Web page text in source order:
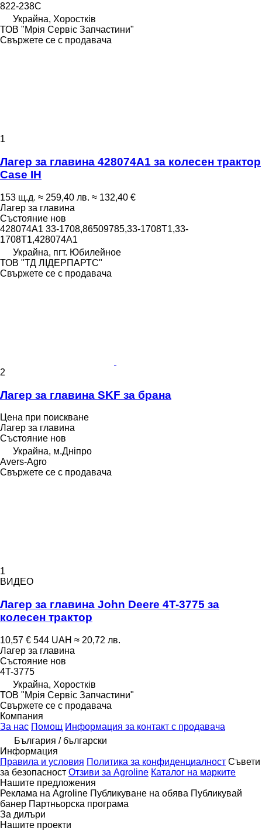
822-238C
Украйна, Хоростків
ТОВ "Мрія Сервіс Запчастини"
Свържете се с продавача
1
Лагер за главина 428074A1 за колесен трактор
Case IH
153 щ.д. ≈ 259,40 лв. ≈ 132,40 €
Лагер за главина
Състояние нов
428074A1 33-1708,86509785,33-1708T1,33-
1708T1,428074A1
Украйна, пгт. Юбилейное
ТОВ "ТД ЛІДЕРПАРТС"
Свържете се с продавача
2
Лагер за главина SKF за брана
Цена при поискване
Лагер за главина
Състояние нов
Украйна, м.Дніпро
Avers-Agro
Свържете се с продавача
1
ВИДЕО
Лагер за главина John Deere 4T-3775 за
колесен трактор
10,57 € 544 UAH ≈ 20,72 лв.
Лагер за главина
Състояние нов
4T-3775
Украйна, Хоростків
ТОВ "Мрія Сервіс Запчастини"
Свържете се с продавача
Компания
За нас Помощ Информация за контакт с продавача
България / български
Информация
Правила и условия Политика за конфиденциалност Съвети
за безопасност Отзиви за Agroline Каталог на марките
Нашите предложения
Реклама на Agroline Публикуване на обява Публикувай
банер Партньорска програма
За дилъри
Нашите проекти